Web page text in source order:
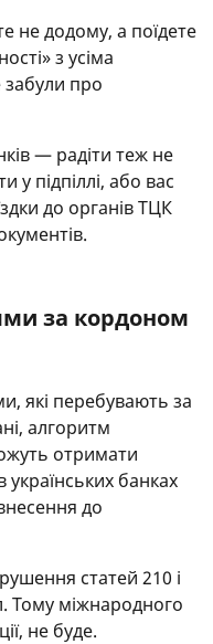
не додому, а поїдете
з усіма
забули про
— радіти теж не
у підпіллі, або вас
до органів ТЦК
за кордоном
які перебувають за
алгоритм
отримати
банках
до
статей 210 і
Тому міжнародного
не буде.